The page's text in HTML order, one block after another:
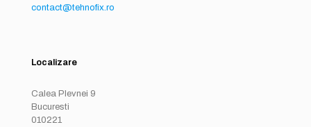
contact@tehnofix.ro
Localizare
Calea Plevnei 9
Bucuresti
010221